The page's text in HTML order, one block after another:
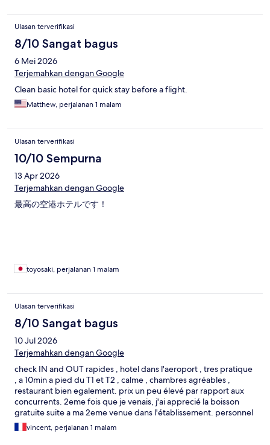
Ulasan terverifikasi
8/10 Sangat bagus
6 Mei 2026
Terjemahkan dengan Google
Clean basic hotel for quick stay before a flight.
Matthew, perjalanan 1 malam
Ulasan terverifikasi
10/10 Sempurna
13 Apr 2026
Terjemahkan dengan Google
最高の空港ホテルです！
toyosaki, perjalanan 1 malam
Ulasan terverifikasi
8/10 Sangat bagus
10 Jul 2026
Terjemahkan dengan Google
check IN and OUT rapides , hotel dans l'aeroport , tres pratique
, a 10min a pied du T1 et T2 , calme , chambres agréables ,
restaurant bien egalement. prix un peu élevé par rapport aux
concurrents. 2eme fois que je venais, j'ai apprecié la boisson
gratuite suite a ma 2eme venue dans l'établissement. personnel
agréable
vincent, perjalanan 1 malam